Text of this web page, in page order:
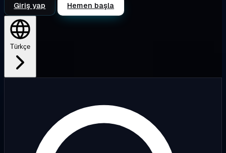
Giriş yap Hemen başla
Türkçe